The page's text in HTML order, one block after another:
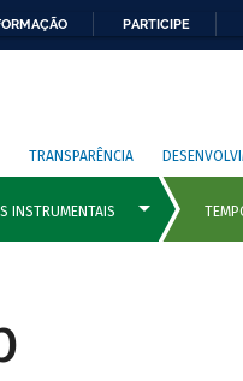
PARTICIPE
TRANSPARÊNCIA